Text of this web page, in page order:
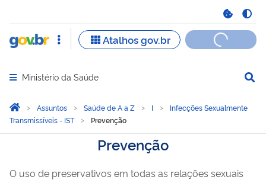
Abrir menu principal de navegação
Ministério da Saúde
Você está aqui:
Página Inicial
Assuntos Saúde de A a Z I
Infecções Sexualmente
Transmissíveis - IST
Prevenção
Prevenção
O uso de preservativos em todas as relações sexuais